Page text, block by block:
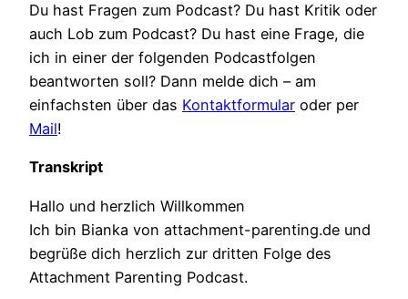
Du hast Fragen zum Podcast? Du hast Kritik oder
auch Lob zum Podcast? Du hast eine Frage, die
ich in einer der folgenden Podcastfolgen
beantworten soll? Dann melde dich – am
einfachsten über das Kontaktformular oder per
Mail!
Transkript
Hallo und herzlich Willkommen
Ich bin Bianka von attachment-parenting.de und
begrüße dich herzlich zur dritten Folge des
Attachment Parenting Podcast.